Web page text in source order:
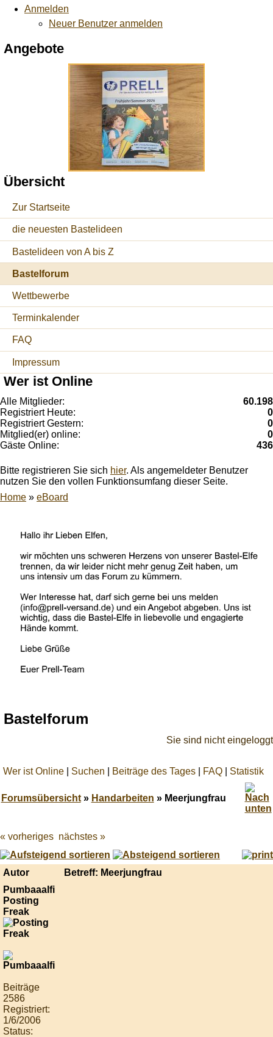
Anmelden
Neuer Benutzer anmelden
Angebote
Übersicht
Zur Startseite
die neuesten Bastelideen
Bastelideen von A bis Z
Bastelforum
Wettbewerbe
Terminkalender
FAQ
Impressum
Wer ist Online
Alle Mitglieder:
60.198
Registriert Heute:
0
Registriert Gestern:
0
Mitglied(er) online:
0
Gäste Online:
436
Bitte registrieren Sie sich hier. Als angemeldeter Benutzer
nutzen Sie den vollen Funktionsumfang dieser Seite.
Home » eBoard
Bastelforum
Sie sind nicht eingeloggt
Wer ist Online Suchen Beiträge des Tages FAQ Statistik
Forumsübersicht» Handarbeiten » Meerjungfrau
Best
online
live
casino
« vorheriges nächstes »
Autor
Betreff: Meerjungfrau
Pumbaaalfi
Posting
Freak
Beiträge
2586
Registriert:
1/6/2006
Status: